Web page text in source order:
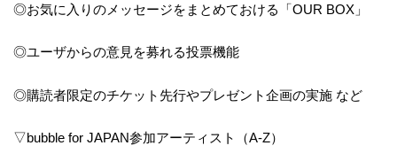
◎お気に入りのメッセージをまとめておける「OUR BOX」
◎ユーザからの意見を募れる投票機能
◎購読者限定のチケット先行やプレゼント企画の実施 など
▽bubble for JAPAN参加アーティスト（A-Z）